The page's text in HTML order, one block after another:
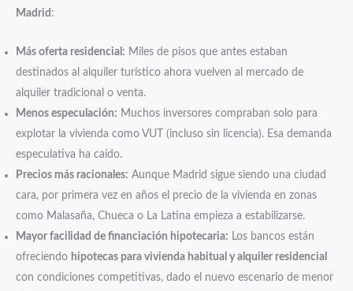
Madrid :
Más oferta residencial: Miles de pisos que antes estaban
destinados al alquiler turístico ahora vuelven al mercado de
alquiler tradicional o venta.
Menos especulación: Muchos inversores compraban solo para
explotar la vivienda como VUT (incluso sin licencia). Esa demanda
especulativa ha caído.
Precios más racionales: Aunque Madrid sigue siendo una ciudad
cara, por primera vez en años el precio de la vivienda en zonas
como Malasaña, Chueca o La Latina empieza a estabilizarse.
Mayor facilidad de financiación hipotecaria: Los bancos están
ofreciendo hipotecas para vivienda habitual y alquiler residencial
con condiciones competitivas, dado el nuevo escenario de menor